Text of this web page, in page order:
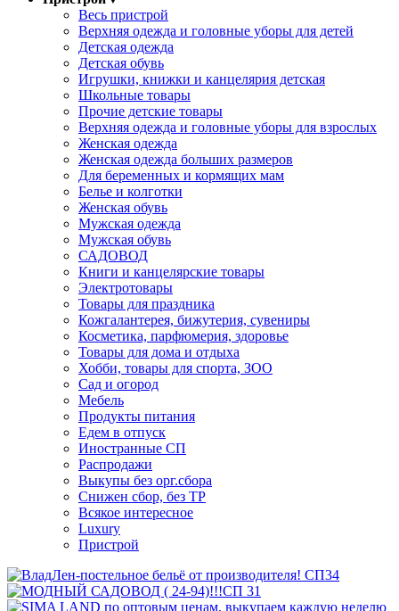
Весь пристрой
Верхняя одежда и головные уборы для детей
Детская одежда
Детская обувь
Игрушки, книжки и канцелярия детская
Школьные товары
Прочие детские товары
Верхняя одежда и головные уборы для взрослых
Женская одежда
Женская одежда больших размеров
Для беременных и кормящих мам
Белье и колготки
Женская обувь
Мужская одежда
Мужская обувь
САДОВОД
Книги и канцелярские товары
Электротовары
Товары для праздника
Кожгалантерея, бижутерия, сувениры
Косметика, парфюмерия, здоровье
Товары для дома и отдыха
Хобби, товары для спорта, ЗОО
Сад и огород
Мебель
Продукты питания
Едем в отпуск
Иностранные СП
Распродажи
Выкупы без орг.сбора
Снижен сбор, без ТР
Всякое интересное
Luxury
Пристрой